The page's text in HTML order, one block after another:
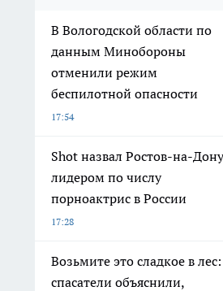
В Вологодской области по
данным Минобороны
отменили режим
беспилотной опасности
17:54
Shot назвал Ростов-на-Дону
лидером по числу
порноактрис в России
17:28
Возьмите это сладкое в лес:
спасатели объяснили,